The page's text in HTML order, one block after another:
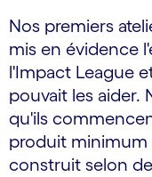
Nos premiers
mis en évidence
l'Impact League
pouvait les aider.
qu'ils
produit minimum
construit selon